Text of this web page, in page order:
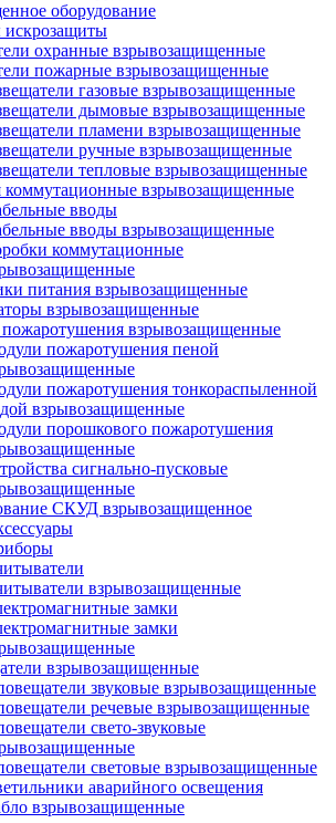
оборудование
искрозащиты
охранные взрывозащищенные
пожарные взрывозащищенные
газовые взрывозащищенные
дымовые взрывозащищенные
пламени взрывозащищенные
ручные взрывозащищенные
тепловые взрывозащищенные
коммутационные взрывозащищенные
вводы
вводы взрывозащищенные
коммутационные
питания взрывозащищенные
взрывозащищенные
взрывозащищенные
пожаротушения пеной
пожаротушения тонкораспыленной
взрывозащищенные
порошкового пожаротушения
сигнально-пусковые
СКУД взрывозащищенное
взрывозащищенные
замки
замки
взрывозащищенные
звуковые взрывозащищенные
речевые взрывозащищенные
свето-звуковые
световые взрывозащищенные
аварийного освещения
взрывозащищенные